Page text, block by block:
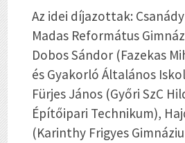
Az idei díjazottak:
Madas Református
Dobos Sándor (Fazekas
és Gyakorló Általános
Fürjes János (Győri SzC
Építőipari Technikum),
(Karinthy Frigyes